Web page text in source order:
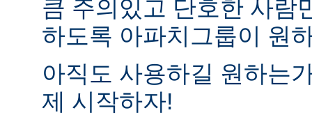
큼 주의있고 단호한 사람
하도록 아파치그룹이 원
아직도 사용하길 원하는
제 시작하자!